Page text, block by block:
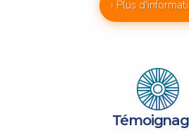
› Plus